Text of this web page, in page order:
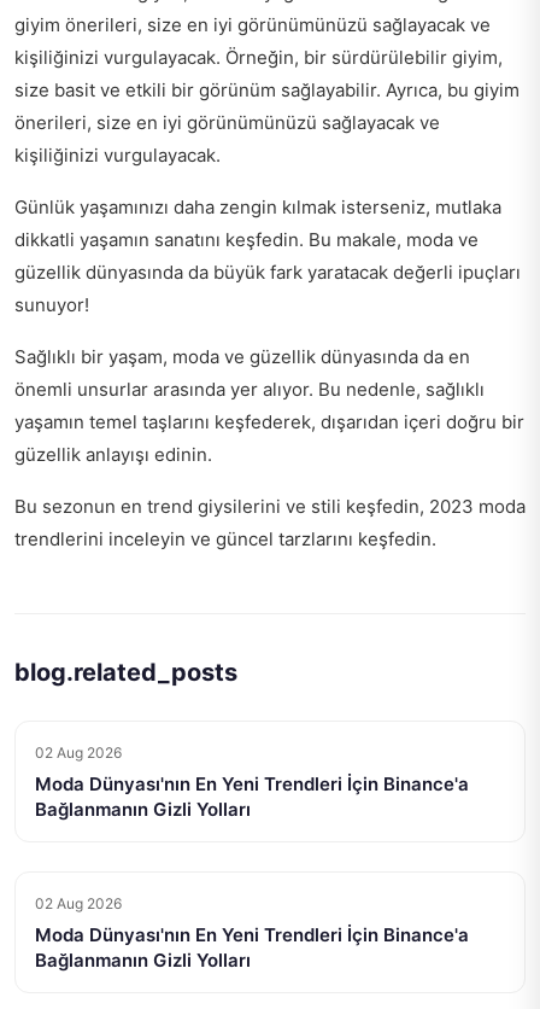
giyim önerileri, size en iyi görünümünüzü sağlayacak ve
kişiliğinizi vurgulayacak. Örneğin, bir sürdürülebilir giyim,
size basit ve etkili bir görünüm sağlayabilir. Ayrıca, bu giyim
önerileri, size en iyi görünümünüzü sağlayacak ve
kişiliğinizi vurgulayacak.
Günlük yaşamınızı daha zengin kılmak isterseniz, mutlaka
dikkatli yaşamın sanatını keşfedin. Bu makale, moda ve
güzellik dünyasında da büyük fark yaratacak değerli ipuçları
sunuyor!
Sağlıklı bir yaşam, moda ve güzellik dünyasında da en
önemli unsurlar arasında yer alıyor. Bu nedenle, sağlıklı
yaşamın temel taşlarını keşfederek, dışarıdan içeri doğru bir
güzellik anlayışı edinin.
Bu sezonun en trend giysilerini ve stili keşfedin, 2023 moda
trendlerini inceleyin ve güncel tarzlarını keşfedin.
blog.related_posts
02 Aug 2026
Moda Dünyası'nın En Yeni Trendleri İçin Binance'a
Bağlanmanın Gizli Yolları
02 Aug 2026
Moda Dünyası'nın En Yeni Trendleri İçin Binance'a
Bağlanmanın Gizli Yolları